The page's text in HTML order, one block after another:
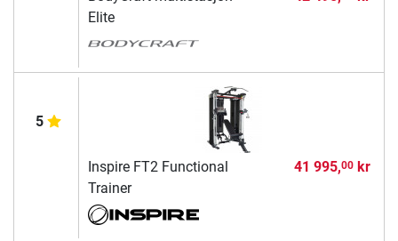
Elite
5
Inspire FT2 Functional
Trainer
41 995,00kr